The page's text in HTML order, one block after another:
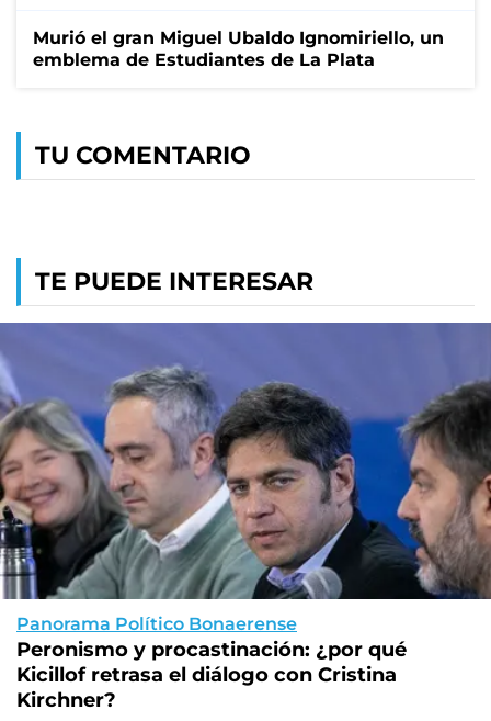
Murió el gran Miguel Ubaldo Ignomiriello, un
emblema de Estudiantes de La Plata
TU COMENTARIO
TE PUEDE INTERESAR
Panorama Político Bonaerense
Peronismo y procastinación: ¿por qué
Kicillof retrasa el diálogo con Cristina
Kirchner?